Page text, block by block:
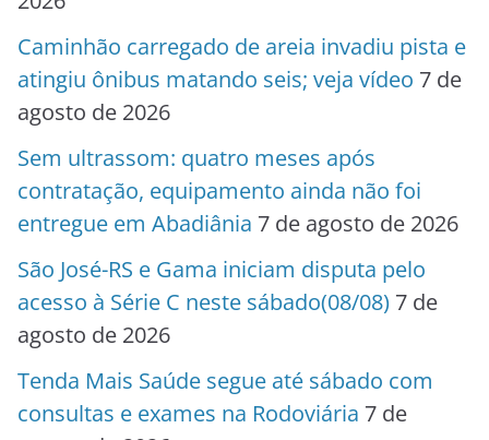
Caminhão carregado de areia invadiu pista e
atingiu ônibus matando seis; veja vídeo 7 de
agosto de 2026
Sem ultrassom: quatro meses após
contratação, equipamento ainda não foi
entregue em Abadiânia 7 de agosto de 2026
São José-RS e Gama iniciam disputa pelo
acesso à Série C neste sábado(08/08) 7 de
agosto de 2026
Tenda Mais Saúde segue até sábado com
consultas e exames na Rodoviária 7 de